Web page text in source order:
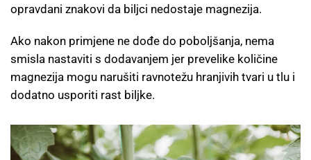
opravdani znakovi da biljci nedostaje magnezija.
Ako nakon primjene ne dođe do poboljšanja, nema
smisla nastaviti s dodavanjem jer prevelike količine
magnezija mogu narušiti ravnotežu hranjivih tvari u tlu i
dodatno usporiti rast biljke.